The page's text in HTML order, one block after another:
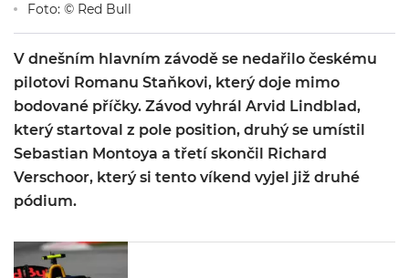
Foto: © Red Bull
V dnešním hlavním závodě se nedařilo českému
pilotovi Romanu Staňkovi, který doje mimo
bodované příčky. Závod vyhrál Arvid Lindblad,
který startoval z pole position, druhý se umístil
Sebastian Montoya a třetí skončil Richard
Verschoor, který si tento víkend vyjel již druhé
pódium.